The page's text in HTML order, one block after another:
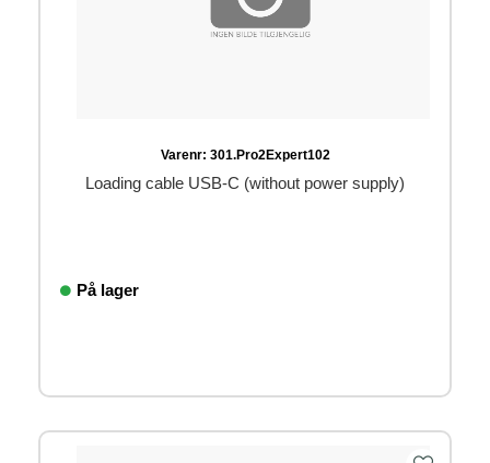
Varenr: 301.Pro2Expert102
Loading cable USB-C (without power supply)
På lager